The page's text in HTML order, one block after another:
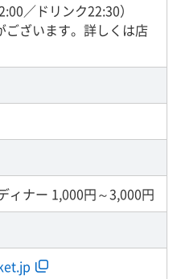
／ドリンク22:30）
ざいます。詳しくは店
ィナー 1,000円～3,000円